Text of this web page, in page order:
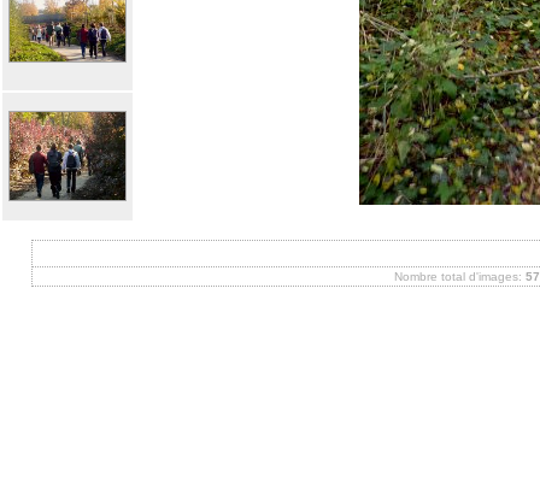
Nombre total d'images: 57